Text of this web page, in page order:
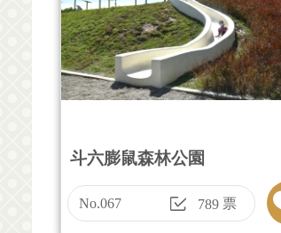
斗六膨鼠森林公園
No.067 789票